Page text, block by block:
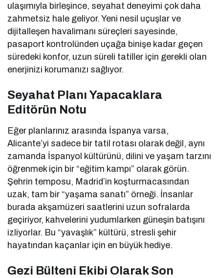
ulaşımıyla birleşince, seyahat deneyimi çok daha
zahmetsiz hale geliyor. Yeni nesil uçuşlar ve
dijitalleşen havalimanı süreçleri sayesinde,
pasaport kontrolünden uçağa binişe kadar geçen
süredeki konfor, uzun süreli tatiller için gerekli olan
enerjinizi korumanızı sağlıyor.
Seyahat Planı Yapacaklara
Editörün Notu
Eğer planlarınız arasında İspanya varsa,
Alicante’yi sadece bir tatil rotası olarak değil, aynı
zamanda İspanyol kültürünü, dilini ve yaşam tarzını
öğrenmek için bir “eğitim kampı” olarak görün.
Şehrin temposu, Madrid’in koşturmacasından
uzak, tam bir “yaşama sanatı” örneği. İnsanlar
burada akşamüzeri saatlerini uzun sofralarda
geçiriyor, kahvelerini yudumlarken güneşin batışını
izliyorlar. Bu “yavaşlık” kültürü, stresli şehir
hayatından kaçanlar için en büyük hediye.
Gezi Bülteni Ekibi Olarak Son